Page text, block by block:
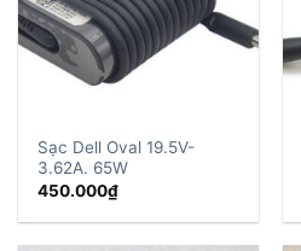
Sạc Dell Oval 19.5V-
3.62A. 65W
450.000₫